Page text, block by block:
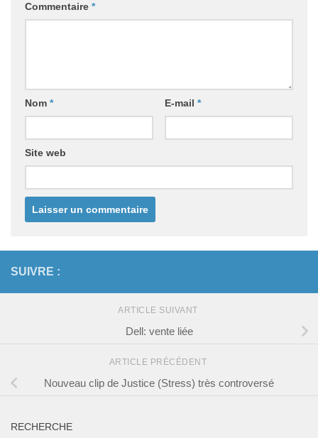
Commentaire *
Nom * E-mail *
Site web
SUIVRE :
ARTICLE SUIVANT
Dell: vente liée
ARTICLE PRÉCÉDENT
Nouveau clip de Justice (Stress) très controversé
RECHERCHE